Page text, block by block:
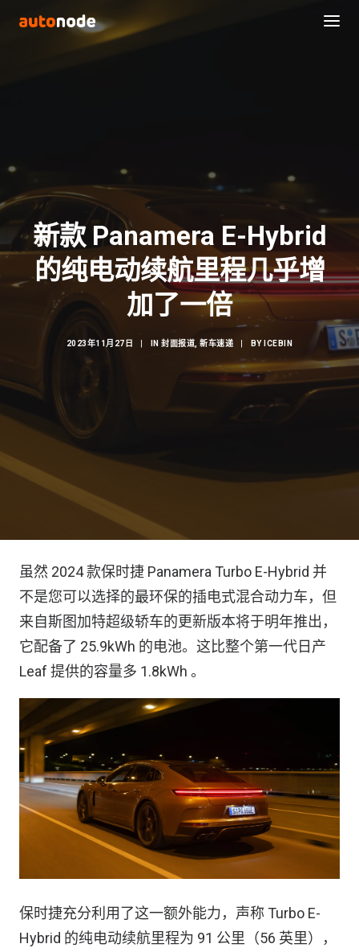
Search
新款 Panamera E-Hybrid
的纯电动续航里程几乎增
加了一倍
2023年11月27日 IN封面报道 ,新车速递 BY ICEBIN
虽然 2024 款保时捷 Panamera Turbo E-Hybrid 并
不是您可以选择的最环保的插电式混合动力车，但
来自斯图加特超级轿车的更新版本将于明年推出，
它配备了 25.9kWh 的电池。这比整个第一代日产
Leaf 提供的容量多 1.8kWh 。
保时捷充分利用了这一额外能力，声称 Turbo E-
Hybrid 的纯电动续航里程为 91 公里（56 英里），